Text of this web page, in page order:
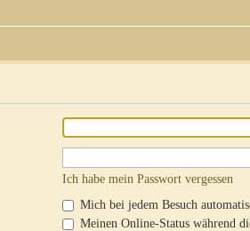
Ich habe mein Passwort vergessen
Mich bei jedem Besuch
Meinen Online-Status während